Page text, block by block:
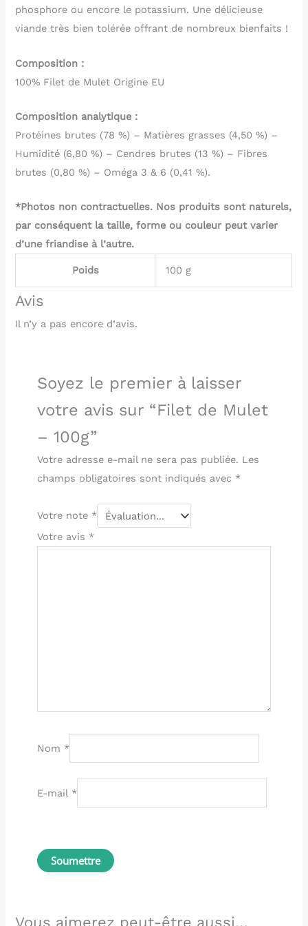
phosphore ou encore le potassium. Une délicieuse
viande très bien tolérée offrant de nombreux bienfaits !
Composition :
100% Filet de Mulet Origine EU
Composition analytique :
Protéines brutes (78 %) – Matières grasses (4,50 %) –
Humidité (6,80 %) – Cendres brutes (13 %) – Fibres
brutes (0,80 %) – Oméga 3 & 6 (0,41 %).
*Photos non contractuelles. Nos produits sont naturels,
par conséquent la taille, forme ou couleur peut varier
d’une friandise à l’autre.
Poids 100 g
Avis
Il n’y a pas encore d’avis.
Soyez le premier à laisser
votre avis sur “Filet de Mulet
– 100g”
Votre adresse e-mail ne sera pas publiée. Les
champs obligatoires sont indiqués avec *
Votre note *
Votre avis *
Nom *
E-mail *
Vous aimerez peut-être aussi…